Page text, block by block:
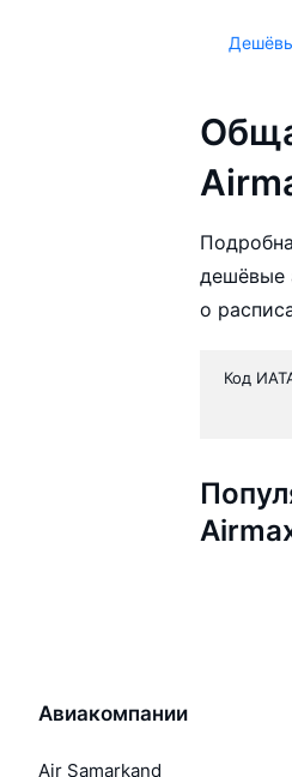
дешёвые
о
Код
Авиакомпании
Air Samarkand